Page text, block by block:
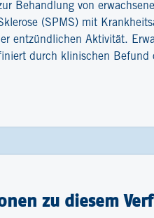
Behandlung von
(SPMS) mit
entzündlichen Aktivität.
durch klinischen Befund
zu diesem